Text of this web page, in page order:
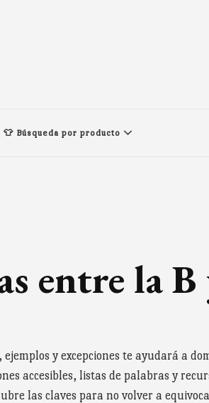
👕 Búsqueda por producto
entre la
y excepciones te ayudará a
accesibles, listas de palabras y
las claves para no volver a